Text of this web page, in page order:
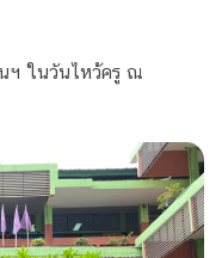
ฯ ในวันไหว้ครู ณ